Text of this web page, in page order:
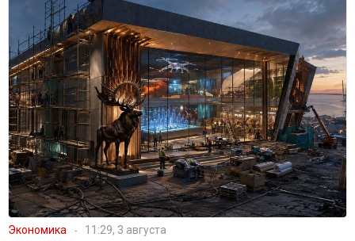
Экономика 11:29, 3 августа